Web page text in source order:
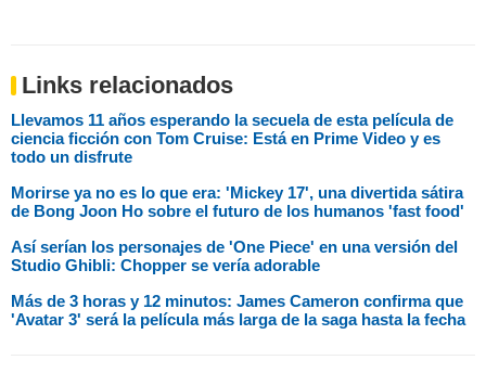
Links relacionados
Llevamos 11 años esperando la secuela de esta película de
ciencia ficción con Tom Cruise: Está en Prime Video y es
todo un disfrute
Morirse ya no es lo que era: 'Mickey 17', una divertida sátira
de Bong Joon Ho sobre el futuro de los humanos 'fast food'
Así serían los personajes de 'One Piece' en una versión del
Studio Ghibli: Chopper se vería adorable
Más de 3 horas y 12 minutos: James Cameron confirma que
'Avatar 3' será la película más larga de la saga hasta la fecha